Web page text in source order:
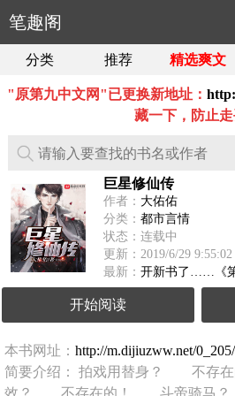
笔趣阁
分类 推荐 精选爽文
"原第九中文网"已更换新地址：
藏一下，防止走
巨星修仙传
作者： 大佑佑
分类：都市言情
状态：连载中
更新：2019/6/29 9:55:02
最新：开新书了……《第
开始阅读
本书网址： http://m.dijiuzww.net/
简要介绍： 拍戏用替身？ 不存
效？ 不存在的！ 斗帝骑马